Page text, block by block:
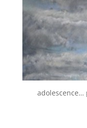
adolescence…